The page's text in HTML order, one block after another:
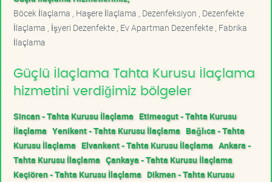
Böcek İlaçlama , Haşere İlaçlama , Dezenfeksiyon , Dezenfekte
İlaçlama , İşyeri Dezenfekte , Ev Apartman Dezenfekte , Fabrika
İlaçlama
Güçlü İlaçlama Tahta Kurusu İlaçlama
hizmetini verdiğimiz bölgeler
Sincan - Tahta Kurusu İlaçlama Etimesgut - Tahta Kurusu
İlaçlama Yenikent - Tahta Kurusu İlaçlama Bağlıca - Tahta
Kurusu İlaçlama Elvankent - Tahta Kurusu İlaçlama Ankara -
Tahta Kurusu İlaçlama Çankaya - Tahta Kurusu İlaçlama
Keçiören - Tahta Kurusu İlaçlama Dikmen - Tahta Kurusu